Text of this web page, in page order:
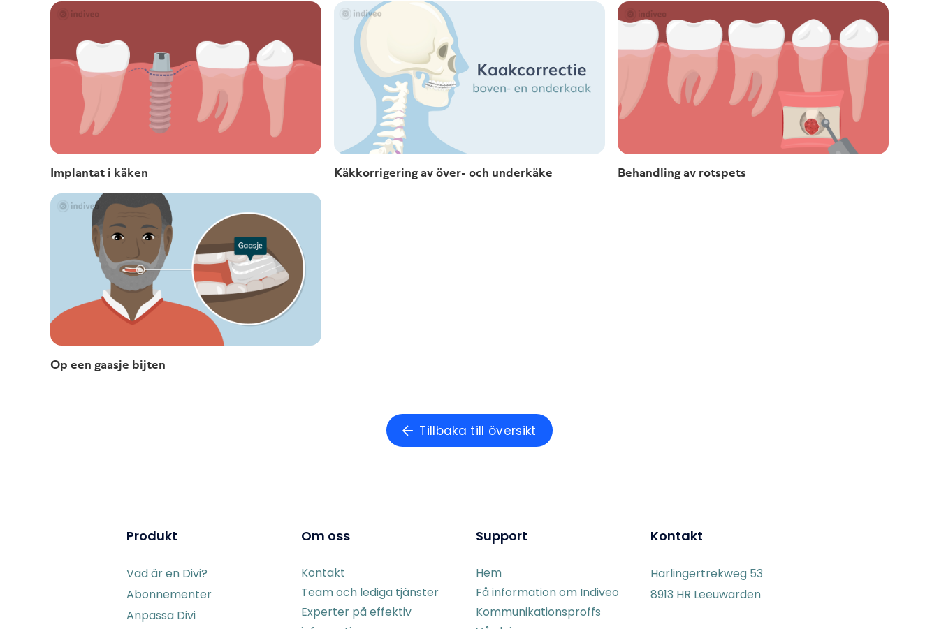
Implantat i käken Käkkorrigering av över- och underkäke Behandling av rotspets
Op een gaasje bijten
Tillbaka till översikt
Produkt
Vad är en Divi?
Abonnementer
Anpassa Divi
Om oss
Kontakt
Team och lediga tjänster
Experter på effektiv
Support
Hem
Få information om Indiveo
Kommunikationsproffs
Kontakt
Harlingertrekweg 53
8913 HR Leeuwarden